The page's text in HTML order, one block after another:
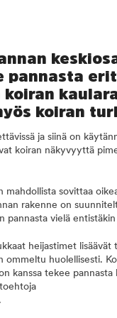
pannasta
koiran
ja siinä on
koiran näkyvyyttä
mahdollista sovittaa
rakenne on
pannasta vielä
heijastimet
ommeltu huolellisesti.
kanssa tekee pannasta